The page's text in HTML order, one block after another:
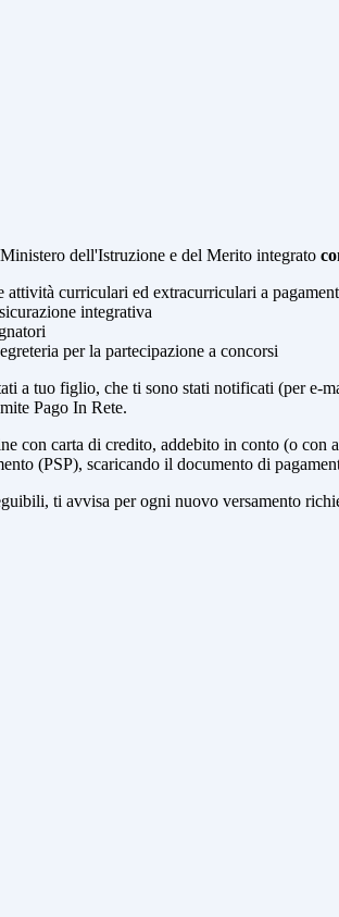
dell'Istruzione e del Merito integrato
curriculari ed extracurriculari a
integrativa
per la partecipazione a concorsi
a tuo figlio, che ti sono stati notificati (per e-
Pago In Rete.
con carta di credito, addebito in conto (o
(PSP), scaricando il documento di
ti avvisa per ogni nuovo versamento